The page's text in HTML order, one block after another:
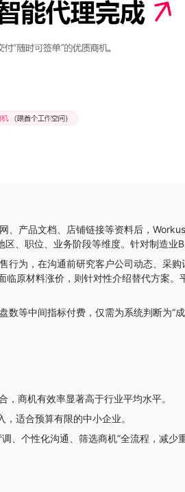
、产品文档、店铺链接等资料后，
、职位、业务阶段等维度。针对制造
行为，在沟通前研究客户公司动态、采
临原材料涨价，则针对性介绍替代方案
数等中间指标付费，仅需为系统判断为“
，商机有效率显著高于行业平均水平。
，适合预算有限的中小企业。
、个性化沟通、筛选商机”全流程，减少